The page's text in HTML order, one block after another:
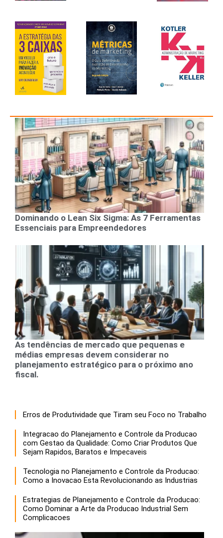
Dominando o Lean Six Sigma: As 7 Ferramentas
Essenciais para Empreendedores
As tendências de mercado que pequenas e
médias empresas devem considerar no
planejamento estratégico para o próximo ano
fiscal.
Erros de Produtividade que Tiram seu Foco no Trabalho
Integracao do Planejamento e Controle da Producao
com Gestao da Qualidade: Como Criar Produtos Que
Sejam Rapidos, Baratos e Impecaveis
Tecnologia no Planejamento e Controle da Producao:
Como a Inovacao Esta Revolucionando as Industrias
Estrategias de Planejamento e Controle da Producao:
Como Dominar a Arte da Producao Industrial Sem
Complicacoes